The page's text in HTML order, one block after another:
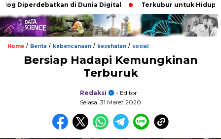
di Dunia Digital Terkubur untuk Hidup
Home / Berita / kebencanaan / kesehatan / sosial
Bersiap Hadapi Kemungkinan
Terburuk
Redaksi
- Editor
Selasa, 31 Maret 2020